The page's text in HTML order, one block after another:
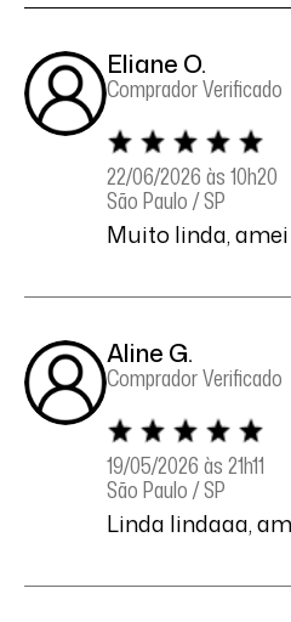
Eliane O.
Comprador Verificado
22/06/2026 às 10h20
São Paulo / SP
Muito linda,
Aline G.
Comprador Verificado
19/05/2026 às 21h11
São Paulo / SP
Linda lindaaa,